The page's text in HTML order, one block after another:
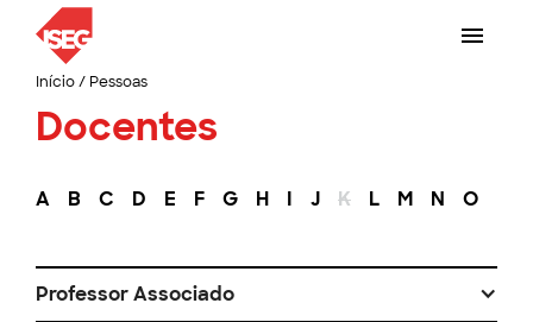
Início/ Pessoas
Docentes
A B C D E F G H I J K L M N O
Professor Associado